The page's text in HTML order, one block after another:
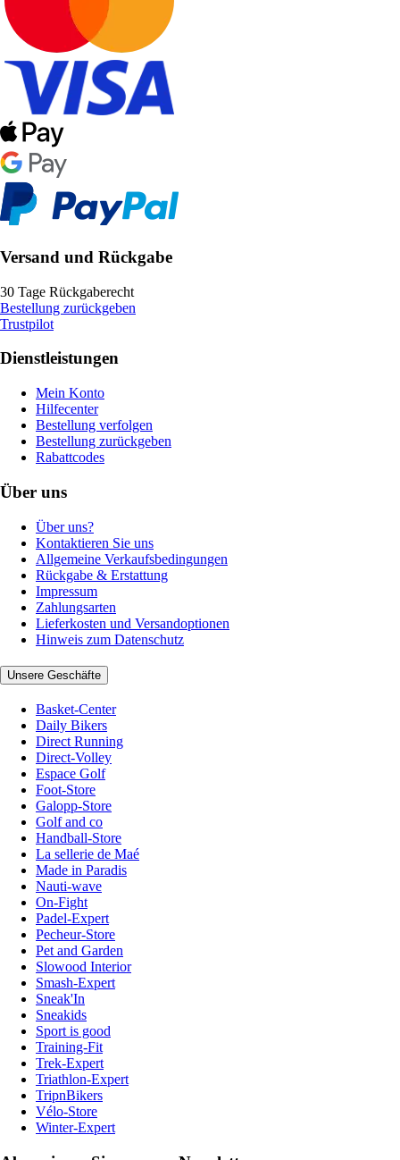
Versand und Rückgabe
30 Tage Rückgaberecht
Bestellung zurückgeben
Trustpilot
Dienstleistungen
Mein Konto
Hilfecenter
Bestellung verfolgen
Bestellung zurückgeben
Rabattcodes
Über uns
Über uns?
Kontaktieren Sie uns
Allgemeine Verkaufsbedingungen
Rückgabe & Erstattung
Impressum
Zahlungsarten
Lieferkosten und Versandoptionen
Hinweis zum Datenschutz
Unsere Geschäfte
Basket-Center
Daily Bikers
Direct Running
Direct-Volley
Espace Golf
Foot-Store
Galopp-Store
Golf and co
Handball-Store
La sellerie de Maé
Made in Paradis
Nauti-wave
On-Fight
Padel-Expert
Pecheur-Store
Pet and Garden
Slowood Interior
Smash-Expert
Sneak'In
Sneakids
Sport is good
Training-Fit
Trek-Expert
Triathlon-Expert
TripnBikers
Vélo-Store
Winter-Expert